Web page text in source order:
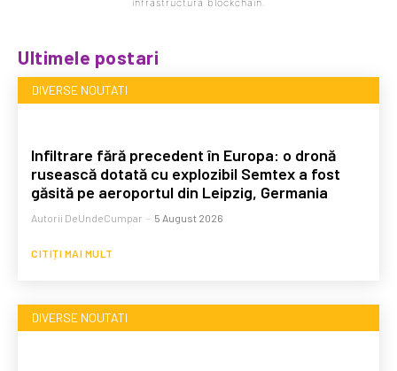
Ultimele postari
DIVERSE NOUTATI
Infiltrare fără precedent în Europa: o dronă
rusească dotată cu explozibil Semtex a fost
găsită pe aeroportul din Leipzig, Germania
Autorii DeUndeCumpar - 5 August 2026
CITIȚI MAI MULT
DIVERSE NOUTATI